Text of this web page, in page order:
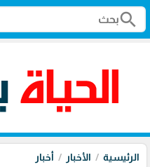
search
الرئيسية الأخبار أخبار